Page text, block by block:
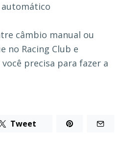
câmbio manual ou
no Racing Club e
precisa para fazer a
Tweet